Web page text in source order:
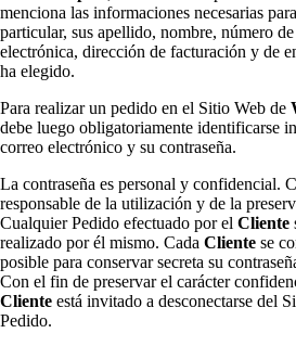
menciona las informaciones necesarias
particular, sus apellido, nombre, número
electrónica, dirección de facturación y de
ha elegido.
Para realizar un pedido en el Sitio Web de
debe luego obligatoriamente identificarse
correo electrónico y su contraseña.
La contraseña es personal y confidencial.
responsable de la utilización y de la
Cualquier Pedido efectuado por el Cliente
realizado por él mismo. Cada Cliente se
posible para conservar secreta su
Con el fin de preservar el carácter
Cliente está invitado a desconectarse del
Pedido.